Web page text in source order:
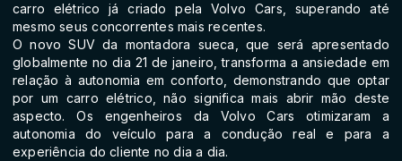
carro elétrico já criado pela Volvo Cars, superando até
mesmo seus concorrentes mais recentes.
O novo SUV da montadora sueca, que será apresentado
globalmente no dia 21 de janeiro, transforma a ansiedade em
relação à autonomia em conforto, demonstrando que optar
por um carro elétrico, não significa mais abrir mão deste
aspecto. Os engenheiros da Volvo Cars otimizaram a
autonomia do veículo para a condução real e para a
experiência do cliente no dia a dia.